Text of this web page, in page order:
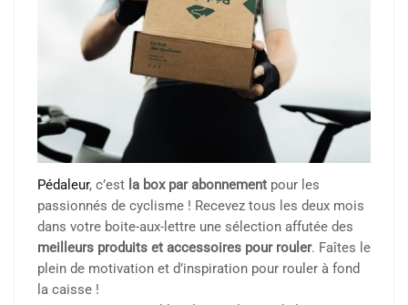
Pédaleur, c’est la box par abonnement pour les
passionnés de cyclisme ! Recevez tous les deux mois
dans votre boite-aux-lettre une sélection affutée des
meilleurs produits et accessoires pour rouler. Faîtes le
plein de motivation et d’inspiration pour rouler à fond
la caisse !